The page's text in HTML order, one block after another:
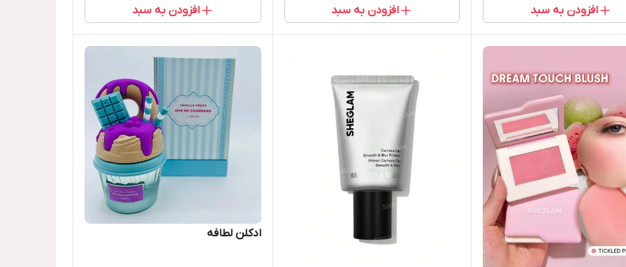
افزودن به سبد افزودن به سبد افزودن به سبد
ادکلن لطافه